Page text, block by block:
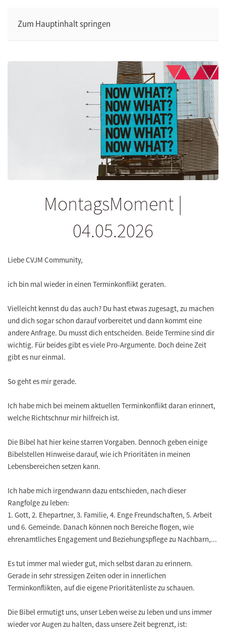
Zum Hauptinhalt springen
MontagsMoment |
04.05.2026
Liebe CVJM Community,
ich bin mal wieder in einen Terminkonflikt geraten.
Vielleicht kennst du das auch? Du hast etwas zugesagt, zu machen
und dich sogar schon darauf vorbereitet und dann kommt eine
andere Anfrage. Du musst dich entscheiden. Beide Termine sind dir
wichtig. Für beides gibt es viele Pro-Argumente. Doch deine Zeit
gibt es nur einmal.
So geht es mir gerade.
Ich habe mich bei meinem aktuellen Terminkonflikt daran erinnert,
welche Richtschnur mir hilfreich ist.
Die Bibel hat hier keine starren Vorgaben. Dennoch geben einige
Bibelstellen Hinweise darauf, wie ich Prioritäten in meinen
Lebensbereichen setzen kann.
Ich habe mich irgendwann dazu entschieden, nach dieser
Rangfolge zu leben:
1. Gott, 2. Ehepartner, 3. Familie, 4. Enge Freundschaften, 5. Arbeit
und 6. Gemeinde. Danach können noch Bereiche flogen, wie
ehrenamtliches Engagement und Beziehungspflege zu Nachbarn,...
Es tut immer mal wieder gut, mich selbst daran zu erinnern.
Gerade in sehr stressigen Zeiten oder in innerlichen
Terminkonflikten, auf die eigene Prioritätenliste zu schauen.
Die Bibel ermutigt uns, unser Leben weise zu leben und uns immer
wieder vor Augen zu halten, dass unsere Zeit begrenzt, ist: